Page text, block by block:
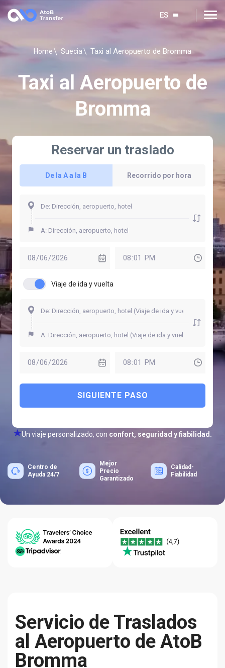
ES
Home Suecia Taxi al Aeropuerto de Bromma
Taxi al Aeropuerto de
Bromma
Reservar un traslado
De la A a la B Recorrido por hora
Viaje de ida y vuelta
SIGUIENTE PASO
Un viaje personalizado, con confort, seguridad y fiabilidad.
Centro de
Ayuda 24/7
Mejor
Precio
Garantizado
Calidad-
Fiabilidad
Servicio de Traslados
al Aeropuerto de AtoB
Bromma